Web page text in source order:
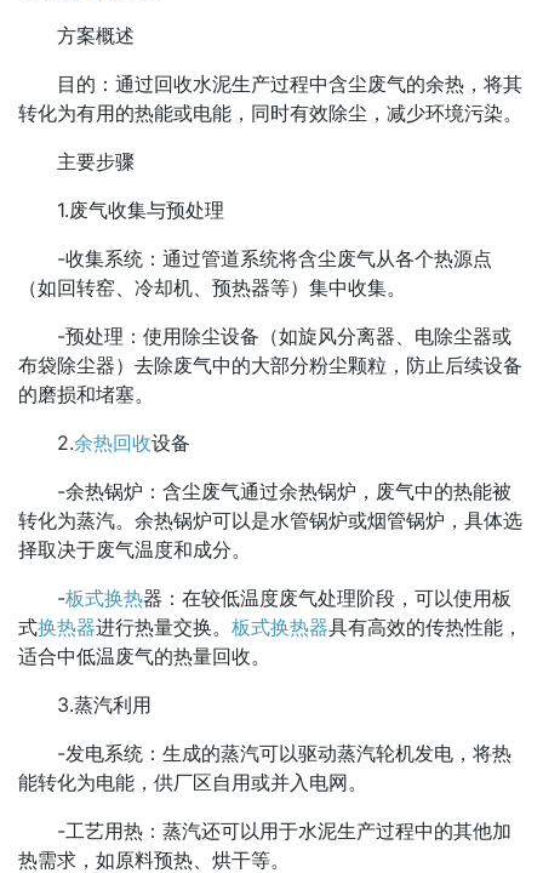
方案概述
目的：通过回收水泥生产过程中含尘废气的余热，将其
转化为有用的热能或电能，同时有效除尘，减少环境污染。
主要步骤
1.废气收集与预处理
-收集系统：通过管道系统将含尘废气从各个热源点
（如回转窑、冷却机、预热器等）集中收集。
-预处理：使用除尘设备（如旋风分离器、电除尘器或
布袋除尘器）去除废气中的大部分粉尘颗粒，防止后续设备
的磨损和堵塞。
2.余热回收设备
-余热锅炉：含尘废气通过余热锅炉，废气中的热能被
转化为蒸汽。余热锅炉可以是水管锅炉或烟管锅炉，具体选
择取决于废气温度和成分。
-板式换热器：在较低温度废气处理阶段，可以使用板
式换热器进行热量交换。 板式换热器具有高效的传热性能，
适合中低温废气的热量回收。
3.蒸汽利用
-发电系统：生成的蒸汽可以驱动蒸汽轮机发电，将热
能转化为电能，供厂区自用或并入电网。
-工艺用热：蒸汽还可以用于水泥生产过程中的其他加
热需求，如原料预热、烘干等。